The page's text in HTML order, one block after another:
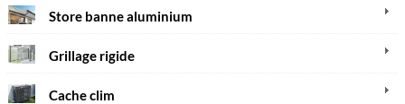
Store banne aluminium
Grillage rigide
Cache clim